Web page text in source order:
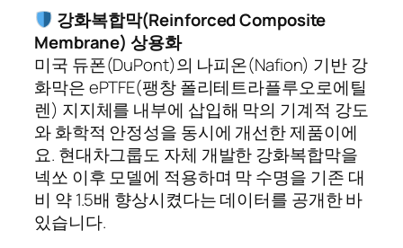
강화복합막(Reinforced Composite
Membrane) 상용화
미국 듀폰(DuPont)의 나피온(Nafion) 기반 강
화막은 ePTFE(팽창 폴리테트라플루오로에틸
렌) 지지체를 내부에 삽입해 막의 기계적 강도
와 화학적 안정성을 동시에 개선한 제품이에
요. 현대차그룹도 자체 개발한 강화복합막을
넥쏘 이후 모델에 적용하며 막 수명을 기존 대
비 약 1.5배 향상시켰다는 데이터를 공개한 바
있습니다.